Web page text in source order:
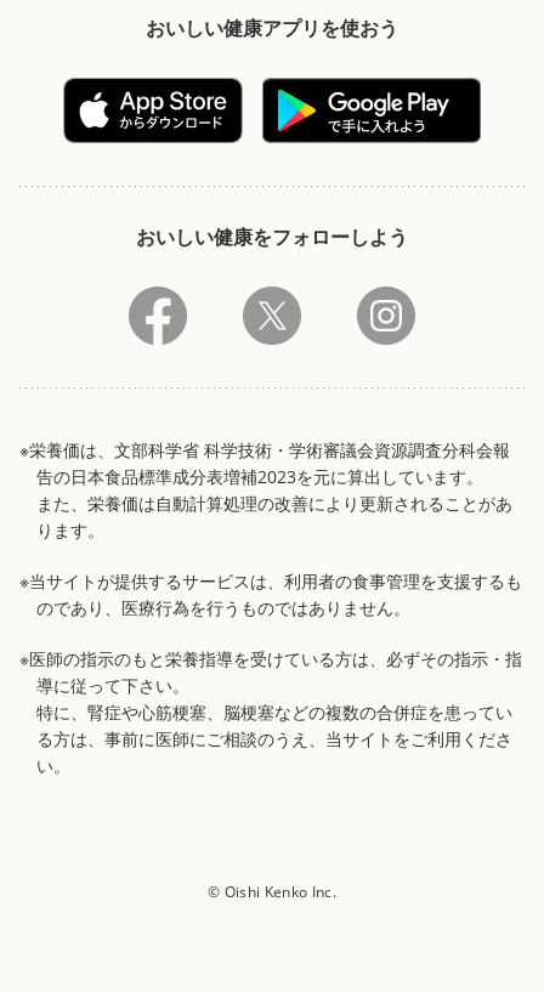
おいしい健康アプリを使おう
おいしい健康をフォローしよう
※栄養価は、文部科学省 科学技術・学術審議会資源調査分科会報
告の日本食品標準成分表増補2023を元に算出しています。
また、栄養価は自動計算処理の改善により更新されることがあ
ります。
※当サイトが提供するサービスは、利用者の食事管理を支援するも
のであり、医療行為を行うものではありません。
※医師の指示のもと栄養指導を受けている方は、必ずその指示・指
導に従って下さい。
特に、腎症や心筋梗塞、脳梗塞などの複数の合併症を患ってい
る方は、事前に医師にご相談のうえ、当サイトをご利用くださ
い。
© Oishi Kenko Inc.